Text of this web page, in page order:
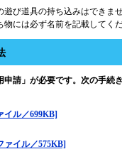
遊び道具の持ち込みはできま
には必ず名前を記載してくだ
申請」が必要です。次の手続
イル／699KB]
ァイル／575KB]